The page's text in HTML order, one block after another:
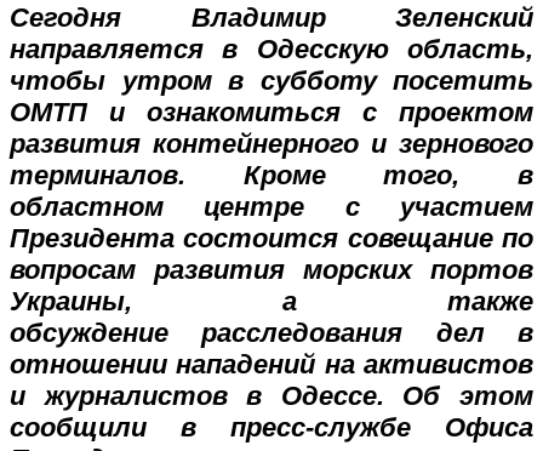
Сегодня Владимир Зеленский
направляется в Одесскую область,
чтобы утром в субботу посетить
ОМТП и ознакомиться с проектом
развития контейнерного и зернового
терминалов. Кроме того, в
областном центре с участием
Президента состоится совещание по
вопросам развития морских портов
Украины, а также
обсуждение расследования дел в
отношении нападений на активистов
и журналистов в Одессе. Об этом
сообщили в пресс-службе Офиса